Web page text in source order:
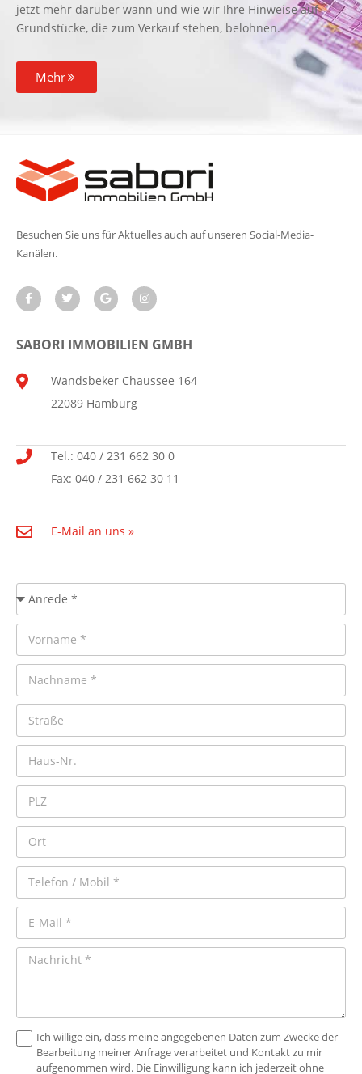
jetzt mehr darüber wann und wie wir Ihre Hinweise auf
Grundstücke, die zum Verkauf stehen, belohnen.
Mehr
Besuchen Sie uns für Aktuelles auch auf unseren Social-Media-
Kanälen.
SABORI IMMOBILIEN GMBH
Wandsbeker Chaussee 164
22089 Hamburg
Tel.: 040 / 231 662 30 0
Fax: 040 / 231 662 30 11
E-Mail an uns »
Ich willige ein, dass meine angegebenen Daten zum Zwecke der
Bearbeitung meiner Anfrage verarbeitet und Kontakt zu mir
aufgenommen wird. Die Einwilligung kann ich jederzeit ohne